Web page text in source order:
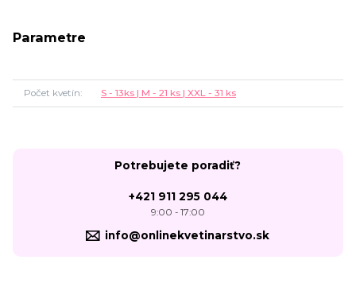
Parametre
Počet kvetín S - 13ks | M - 21 ks | XXL - 31 ks
Potrebujete poradiť?
+421 911 295 044
9:00 - 17:00
info@onlinekvetinarstvo.sk